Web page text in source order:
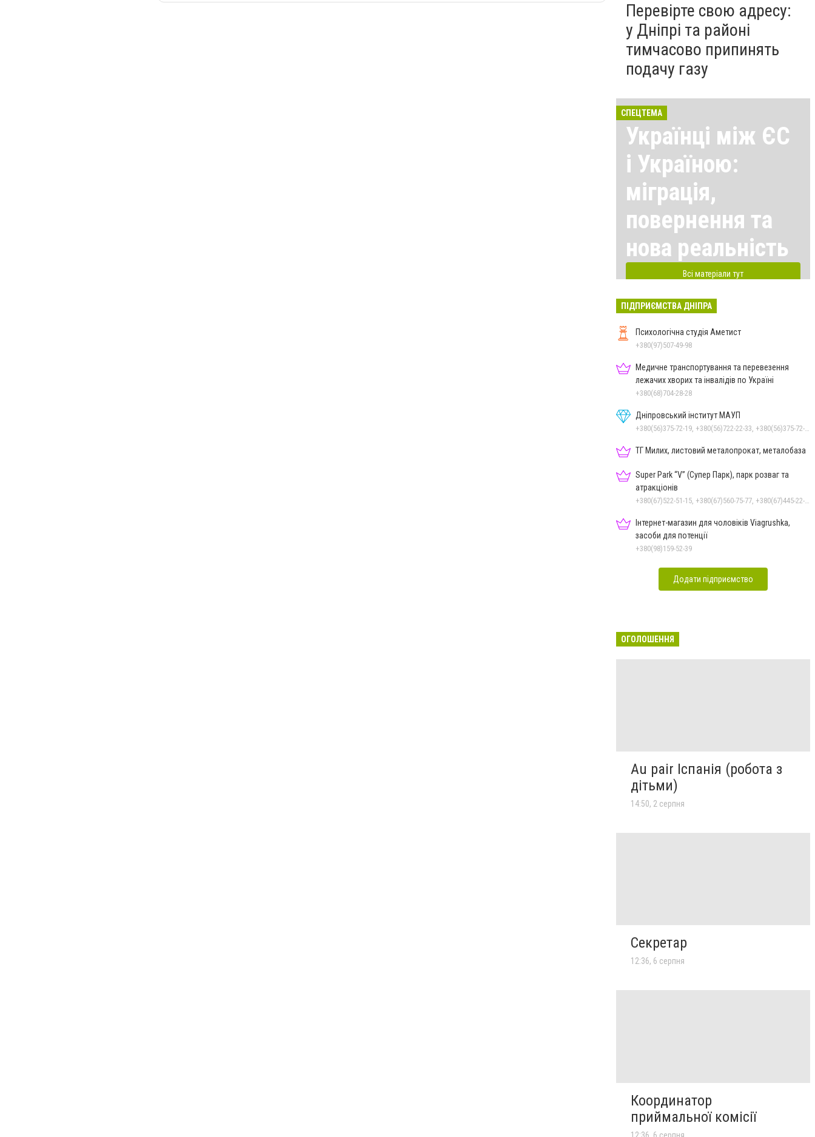
Перевірте свою адресу:
у Дніпрі та районі
тимчасово припинять
подачу газу
СПЕЦТЕМА
Українці між ЄС
і Україною:
міграція,
повернення та
нова реальність
Всі матеріали тут
ПІДПРИЄМСТВА ДНІПРА
Психологічна студія Аметист
+380(97)507-49-98
Медичне транспортування та перевезення
лежачих хворих та інвалідів по Україні
+380(68)704-28-28
Дніпровський інститут МАУП
ТГ Милих, листовий металопрокат, металобаза
Super Park “V” (Супер Парк), парк розваг та
атракціонів
Інтернет-магазин для чоловіків Viagrushka,
засоби для потенції
+380(98)159-52-39
Додати підприємство
ОГОЛОШЕННЯ
Au pair Іспанія (робота з
дітьми)
14:50, 2 серпня
Секретар
12:36, 6 серпня
Координатор
приймальної комісії
12:36, 6 серпня